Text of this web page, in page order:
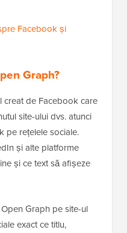
Facebook și
Graph?
de Facebook care
site-ului dvs. atunci
pe rețelele sociale.
și alte platforme
și ce text să afișeze
Graph pe site-ul
exact ce titlu,